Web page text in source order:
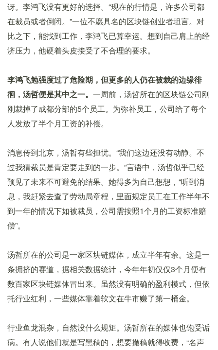
讶。李鸿飞没有更好的选择。“现在的行情是，许多公司都
在裁员或者倒闭。”一位不愿具名的区块链创业者坦言。对
比之下，能找到工作，李鸿飞已算幸运。想到自己肩上的经
济压力，他硬着头皮接受了不合理的要求。
李鸿飞勉强度过了危险期，但更多的人仍在被裁的边缘徘
徊，汤哲便是其中之一。 一周前，汤哲所在的区块链公司刚
刚裁掉了成都分部的5个员工。为弥补员工，公司给了每个
人发放了半个月工资的补偿。
消息传到北京，汤哲有些担忧。“我们这边还没有动静。不
过我猜裁员是肯定要走到的一步。”言语中，汤哲似乎已经
预见了未来不可避免的结果。她得多为自己想想，“听到消
息，我赶紧去查了劳动局章程，里面规定员工在工作半年不
到一年的情况下如被裁员，公司需按照1个月的工资标准赔
偿”。
汤哲所在的公司是一家区块链媒体，成立半年有余。这是一
条拥挤的赛道，据相关数据统计，今年年初仅仅3个月便有
数百家区块链媒体冒出来。虽然没有明确的盈利模式，但依
托行业红利，一些媒体靠着软文在牛市赚了第一桶金。
行业鱼龙混杂，自然没什么规矩。汤哲所在的媒体也饱受诟
病。有人说他们就是写黑稿的，想要撤稿就得收费，“名声